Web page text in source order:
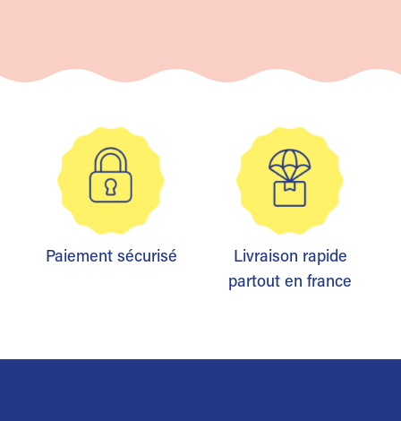
Paiement sécurisé
Livraison rapide
partout en france